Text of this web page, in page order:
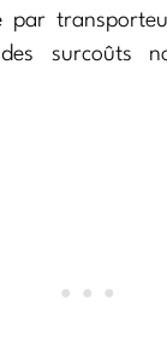
par
surcoûts